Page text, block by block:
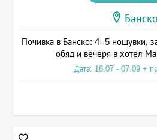
Банско
Почивка в Банско: 4=5 нощувки,
обяд и вечеря в хотел
Дата: 16.07 - 07.09 +